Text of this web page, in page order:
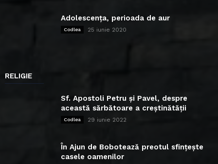
Adolescența, perioada de aur
Codlea 25 iunie 2020
RELIGIE
Sf. Apostoli Petru și Pavel, despre
această sărbătoare a creștinătății
Codlea 29 iunie 2022
În Ajun de Bobotează preotul sfințește
casele oamenilor